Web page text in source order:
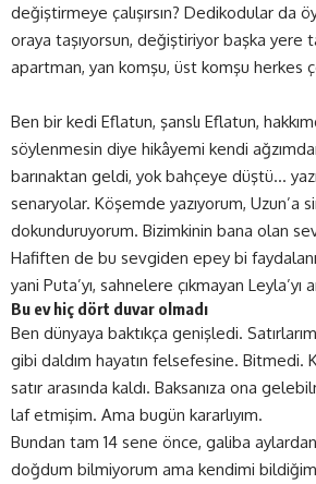
değiştirmeye çalışırsın? Dedikodular da
oraya taşıyorsun, değiştiriyor başka yere
apartman, yan komşu, üst komşu herkes
Ben bir kedi Eflatun, şanslı Eflatun,
söylenmesin diye hikâyemi kendi
barınaktan geldi, yok bahçeye düştü…
senaryolar. Köşemde yazıyorum, Uzun’a
dokunduruyorum. Bizimkinin bana olan
Hafiften de bu sevgiden epey bi
yani Puta’yı, sahnelere çıkmayan Leyla’yı
Bu ev hiç dört duvar olmadı
Ben dünyaya baktıkça genişledi.
gibi daldım hayatın felsefesine. Bitmedi.
satır arasında kaldı. Baksanıza ona
laf etmişim. Ama bugün kararlıyım.
Bundan tam 14 sene önce, galiba
doğdum bilmiyorum ama kendimi